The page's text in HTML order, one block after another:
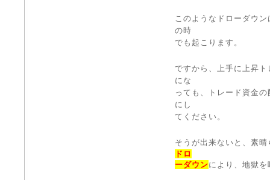
このようなドローダウ
の時
でも起こります。
ですから、上手に上昇
にな
っても、トレード資金
にし
てください。
そうが出来ないと、素
ドロ
ーダウンにより、地獄